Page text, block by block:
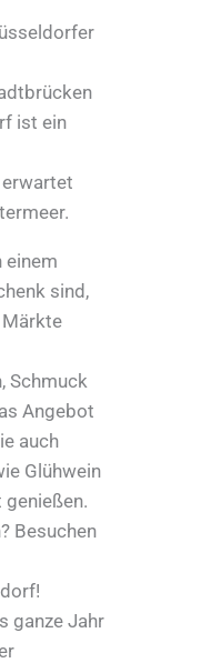
ist ein
einem
sind,
Märkte
Schmuck
Angebot
auch
Glühwein
Besuchen
ganze Jahr